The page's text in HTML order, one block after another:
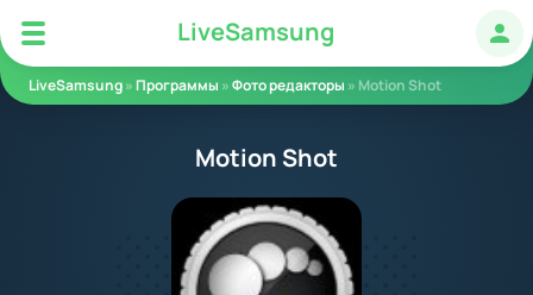
LiveSamsung
LiveSamsung»Программы »Фото редакторы » Motion Shot
Motion Shot
LiveSamsung
LS